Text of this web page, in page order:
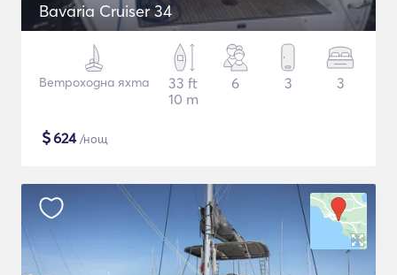
Bavaria Cruiser 34
Ветроходна яхта
33 ft
10 m
6 3 3
$624/нощ